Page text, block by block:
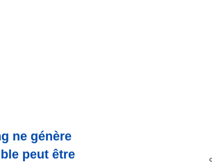
ne génère
peut être